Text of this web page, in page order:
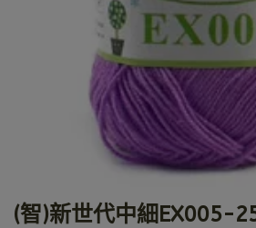
(智)新世代中細EX005-